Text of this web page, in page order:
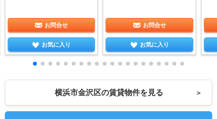
お問合せ
お気に入り
お問合せ
お気に入り
横浜市金沢区の賃貸物件を見る ＞